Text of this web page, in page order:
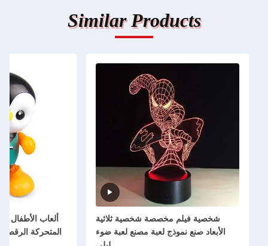
Similar Products
شخصية فيلم مخصصة شخصية ثلاثية
الأبعاد صنع نموذج لعبة مصنع لعبة ضوء
ألعاب الأطفال